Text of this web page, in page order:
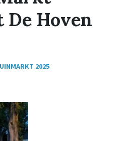
Hoven
2025